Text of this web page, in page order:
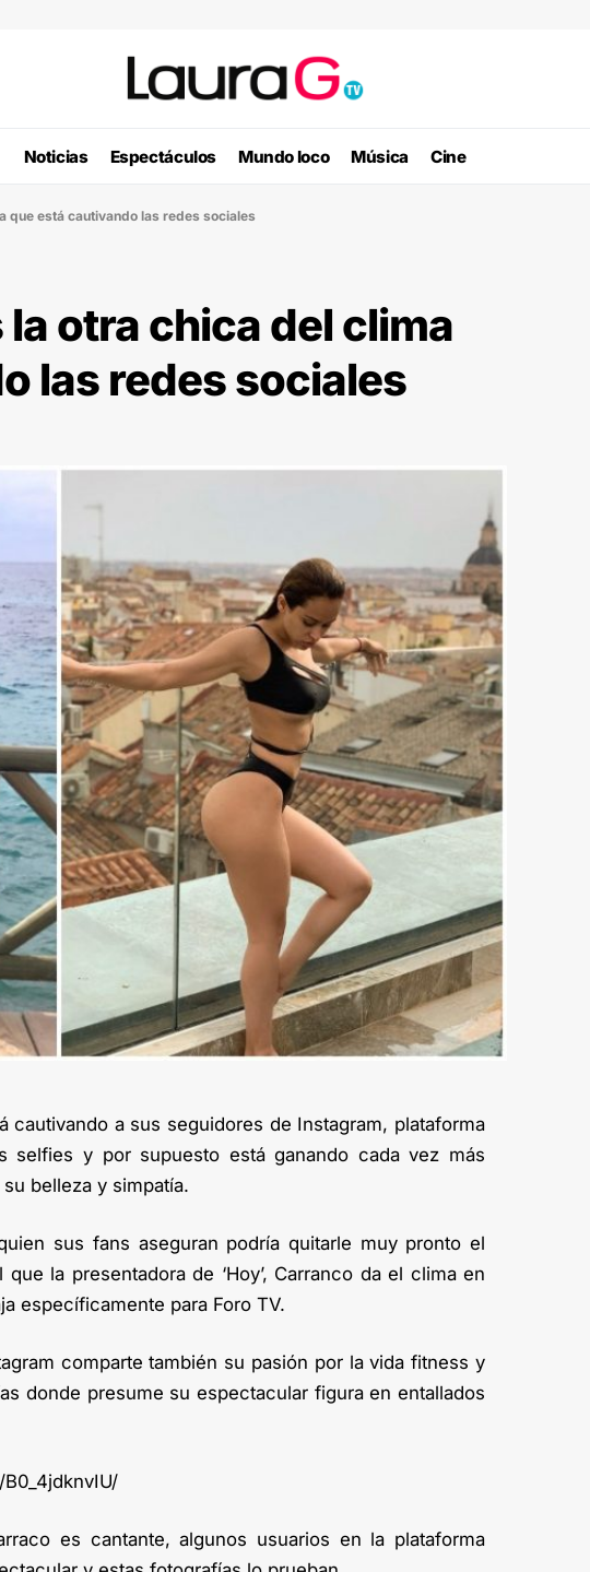
Noticias Espectáculos Mundo loco Música Cine
que está cautivando las redes sociales
otra chica del clima
las redes sociales
cautivando a sus seguidores de Instagram, plataforma
selfies y por supuesto está ganando cada vez más
belleza y simpatía.
sus fans aseguran podría quitarle muy pronto el
la presentadora de ‘Hoy’, Carranco da el clima en
específicamente para Foro TV.
comparte también su pasión por la vida fitness y
donde presume su espectacular figura en entallados
es cantante, algunos usuarios en la plataforma